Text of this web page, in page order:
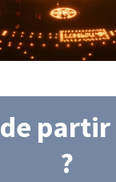
partir
?